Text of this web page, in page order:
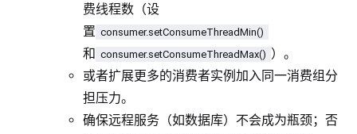
费线程数（设
置 consumer.setConsumeThreadMin()
和 consumer.setConsumeThreadMax() ）。
或者扩展更多的消费者实例加入同一消费组分
担压力。
确保远程服务（如数据库）不会成为瓶颈；否